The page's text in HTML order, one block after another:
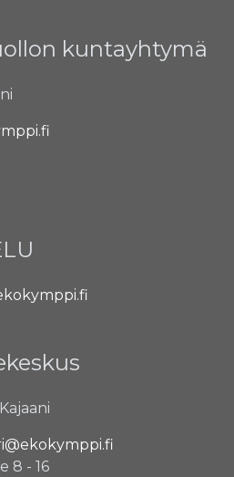
kuntayhtymä
8 - 16